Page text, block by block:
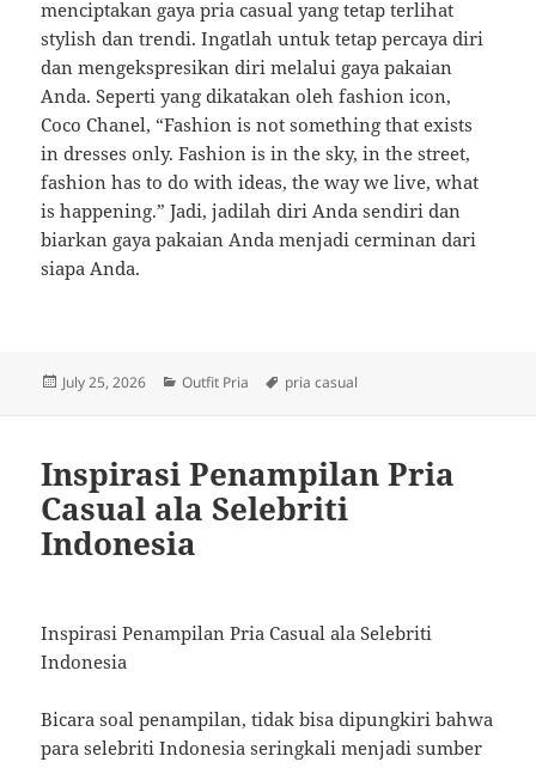
menciptakan gaya pria casual yang tetap terlihat
stylish dan trendi. Ingatlah untuk tetap percaya diri
dan mengekspresikan diri melalui gaya pakaian
Anda. Seperti yang dikatakan oleh fashion icon,
Coco Chanel, “Fashion is not something that exists
in dresses only. Fashion is in the sky, in the street,
fashion has to do with ideas, the way we live, what
is happening.” Jadi, jadilah diri Anda sendiri dan
biarkan gaya pakaian Anda menjadi cerminan dari
siapa Anda.
Posted
July 25, 2026 Categories
Outfit Pria Tags
pria casual
Inspirasi Penampilan Pria
Casual ala Selebriti
Indonesia
Inspirasi Penampilan Pria Casual ala Selebriti
Indonesia
Bicara soal penampilan, tidak bisa dipungkiri bahwa
para selebriti Indonesia seringkali menjadi sumber